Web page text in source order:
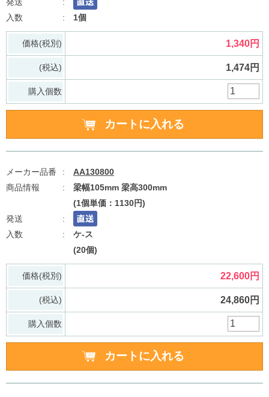
1個
価格(税別) 1,340円
(税込) 1,474円
購入個数
AA130800
梁幅105mm 梁高300mm
(1個単価：1130円)
ケ-ス
(20個)
価格(税別) 22,600円
(税込) 24,860円
購入個数